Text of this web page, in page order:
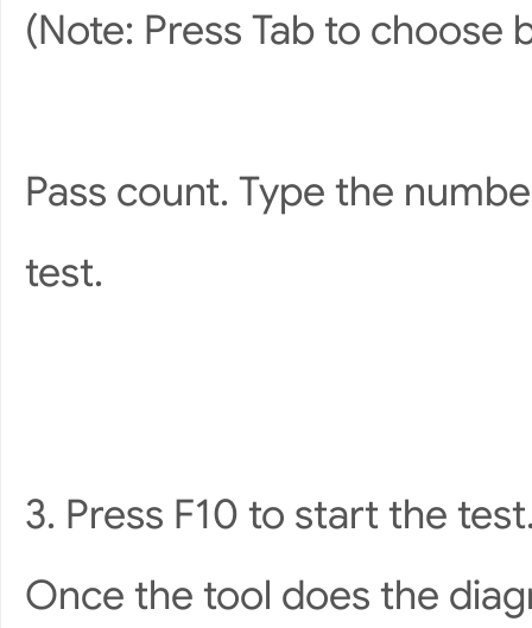
(Note: Press Tab to choose
Pass count. Type the
test.
3. Press F10 to start the
Once the tool does the